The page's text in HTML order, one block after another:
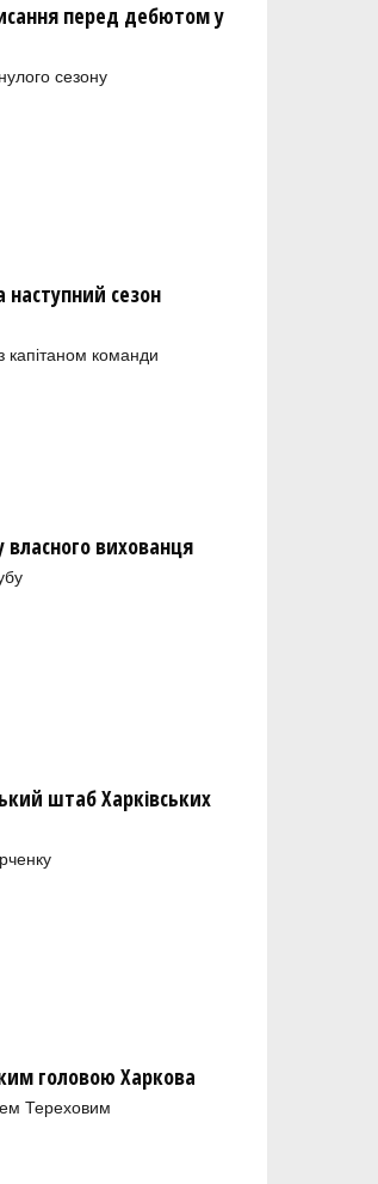
перед дебютом у
сезону
наступний сезон
капітаном команди
вихованця
штаб Харківських
головою Харкова
Тереховим